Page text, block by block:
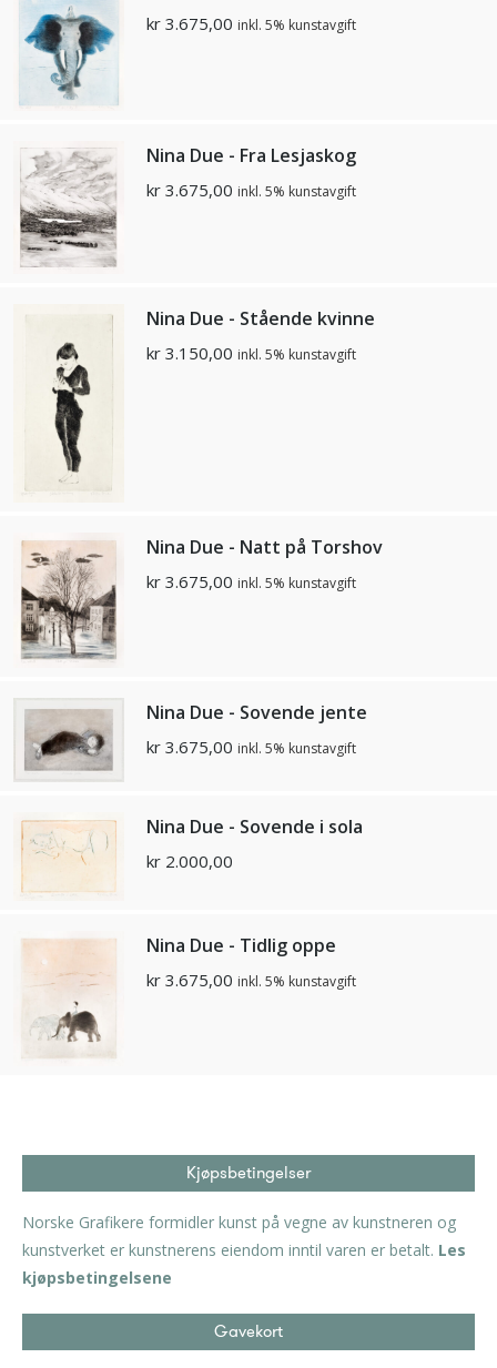
kr 3.675,00 inkl. 5% kunstavgift
Nina Due - Fra Lesjaskog
kr 3.675,00 inkl. 5% kunstavgift
Nina Due - Stående kvinne
kr 3.150,00 inkl. 5% kunstavgift
Nina Due - Natt på Torshov
kr 3.675,00 inkl. 5% kunstavgift
Nina Due - Sovende jente
kr 3.675,00 inkl. 5% kunstavgift
Nina Due - Sovende i sola
kr 2.000,00
Nina Due - Tidlig oppe
kr 3.675,00 inkl. 5% kunstavgift
Kjøpsbetingelser
Norske Grafikere formidler kunst på vegne av kunstneren og
kunstverket er kunstnerens eiendom inntil varen er betalt. Les
kjøpsbetingelsene
Gavekort